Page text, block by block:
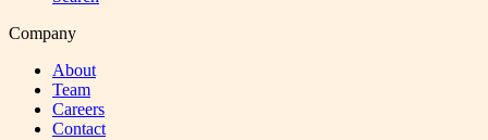
Company
About
Team
Careers
Contact